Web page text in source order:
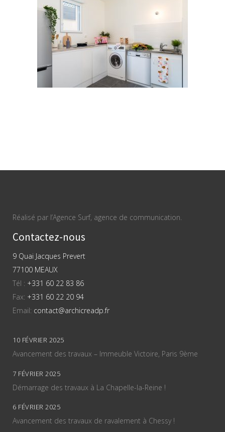
Réalisé par l’Agence Surf, agence de communication.
Contactez-nous
9 Quai Jacques Prevert
77100 MEAUX
Tél : +331 60 22 83 86
Fax: +331 60 22 20 94
Email: contact@archicreadp.fr
10 FÉVRIER 2025
Avancement des travaux – Immeuble Victoire, Paris 9ème
7 FÉVRIER 2025
Démarrage des travaux à La Chapelle-la-Reine !
6 FÉVRIER 2025
Avancement des travaux de ravalement à Chessy !